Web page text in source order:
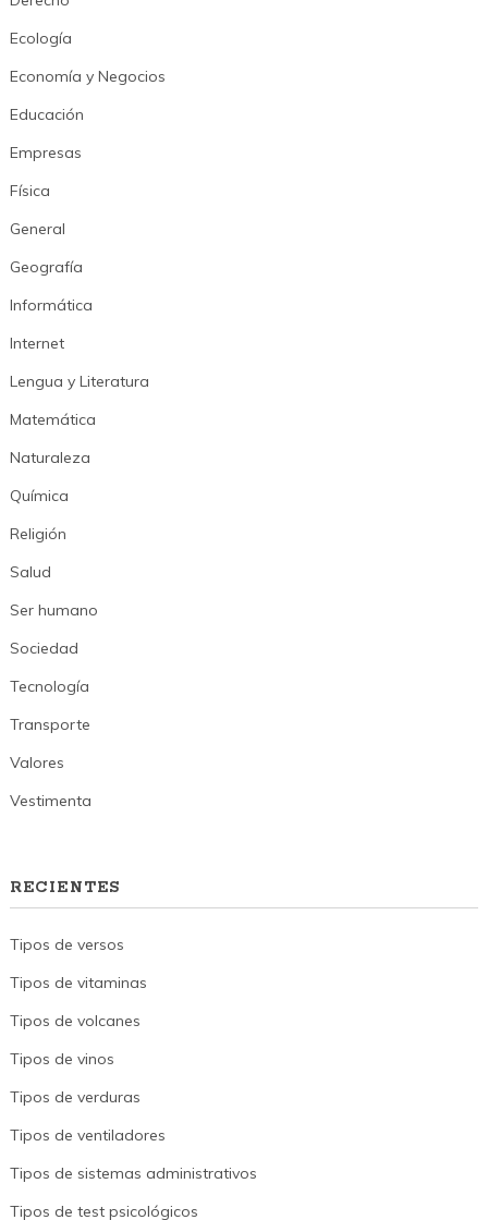
Ecología
Economía y Negocios
Educación
Empresas
Física
General
Geografía
Informática
Internet
Lengua y Literatura
Matemática
Naturaleza
Química
Religión
Salud
Ser humano
Sociedad
Tecnología
Transporte
Valores
Vestimenta
RECIENTES
Tipos de versos
Tipos de vitaminas
Tipos de volcanes
Tipos de vinos
Tipos de verduras
Tipos de ventiladores
Tipos de sistemas administrativos
Tipos de test psicológicos